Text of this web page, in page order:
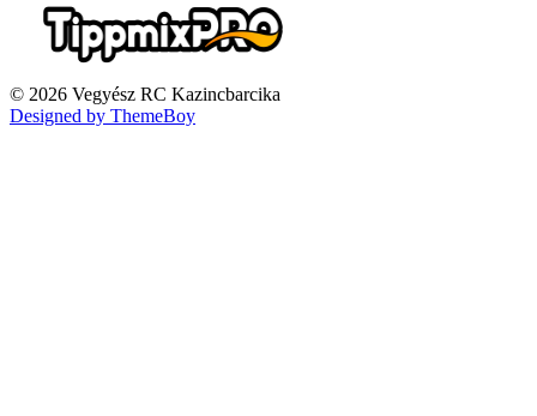
© 2026 Vegyész RC Kazincbarcika
Designed by ThemeBoy